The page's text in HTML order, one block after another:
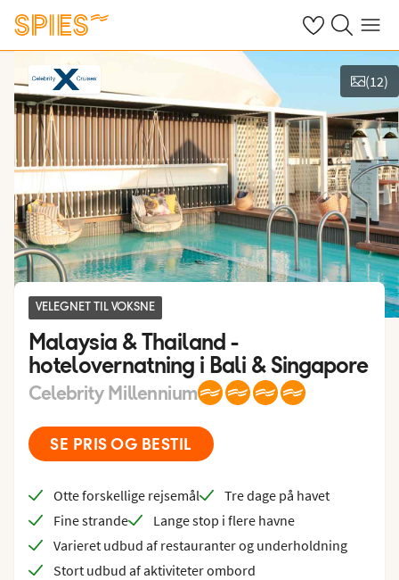
Se dine gemte
Søg påMenu
Vis billeder
(12)
VELEGNET TIL VOKSNE
Malaysia & Thailand -
hotelovernatning i Bali & Singapore
Celebrity Millennium
SE PRIS OG BESTIL
Otte forskellige rejsemål
Tre dage på havet
Fine strande
Lange stop i flere havne
Varieret udbud af restauranter og underholdning
Stort udbud af aktiviteter ombord